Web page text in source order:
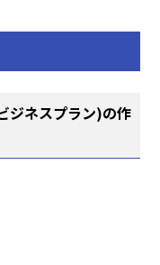
ジネスプラン)の作